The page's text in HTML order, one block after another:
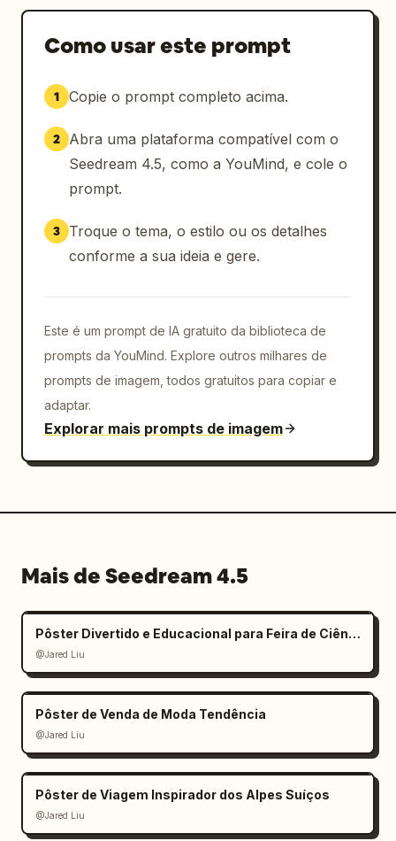
Como usar este prompt
1 Copie o prompt completo acima.
2
Abra uma plataforma compatível com o
Seedream 4.5, como a YouMind, e cole o
prompt.
3
Troque o tema, o estilo ou os detalhes
conforme a sua ideia e gere.
Este é um prompt de IA gratuito da biblioteca de
prompts da YouMind. Explore outros milhares de
prompts de imagem, todos gratuitos para copiar e
adaptar.
Explorar mais prompts de imagem
Mais de Seedream 4.5
Pôster Divertido e Educacional para Feira de Ciências Infantil
@Jared Liu
Pôster de Venda de Moda Tendência
@Jared Liu
Pôster de Viagem Inspirador dos Alpes Suíços
@Jared Liu